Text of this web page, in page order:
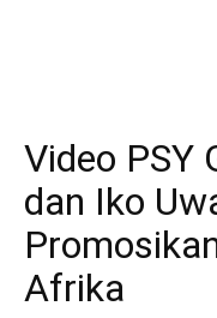
Video PSY
dan Iko
Afrika